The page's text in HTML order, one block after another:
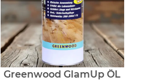
Greenwood GlamUp ÖL